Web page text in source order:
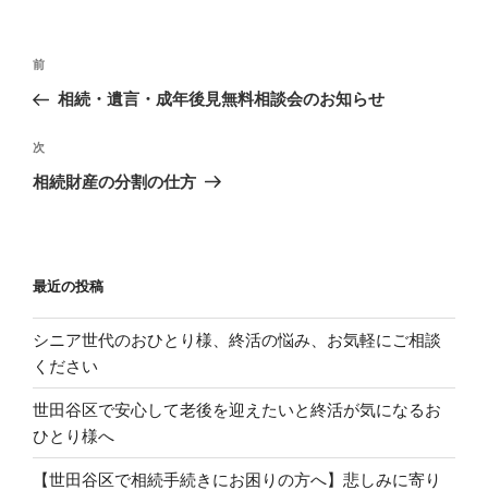
投
ビ
ゲ
ン
過
去
投
稿
前
相続・遺言・成年後見無料相談会のお知らせ
次
の
次
相続財産の分割の仕方
最近の投稿
シニア世代のおひとり様、終活の悩み、お気軽にご相談
ください
世田谷区で安心して老後を迎えたいと終活が気になるお
ひとり様へ
【世田谷区で相続手続きにお困りの方へ】悲しみに寄り